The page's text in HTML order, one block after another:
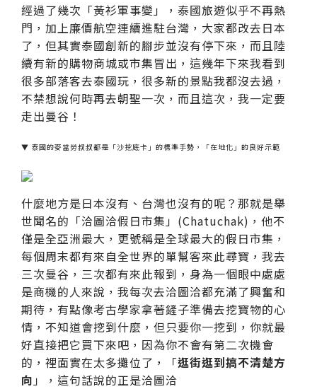
經過了幾次「黃衫軍事變」，泰國旅遊似乎不再熱
門，加上廉價航空連續進駐台灣，大家都改去日本
了，但其實泰國創新的腳步並沒有停下來，而且陸
續有新的購物商城或市集冒出，這幾年下來我看到
很多部落客去泰國玩，很多新的景點我都沒去過，
不禁想說何時再去朝聖一次，而且這次，我一定要
走出曼谷！
▼ 泰國的麥當勞叔叔都是「沙挖底卡」的標準手勢，「在地化」的良好示範
什麼地方是日本沒有、台灣也沒有的呢？那就是舉
世聞名的「洽圖洽假日市集」(Chatuchak)，他不
僅是全亞洲最大，更號稱是全球最大的假日市集，
每個周末都有來自全世界的單幫客來此尋寶，我去
三次曼谷，三次都有來此報到，身為一個眼中處處
是商機的人來說，我每次去洽圖洽都充滿了興奮和
期待，有點像考古學家拿著鏟子準備去挖寶物的心
情，不知道會挖到什麼，但只要你一挖到，你就最
好直接把它買下來吧，因為你不會有第二次機會
的，裡面實在太多攤位了，「逛街逛到搞不清楚方
向」，這句話說的正是洽圖洽